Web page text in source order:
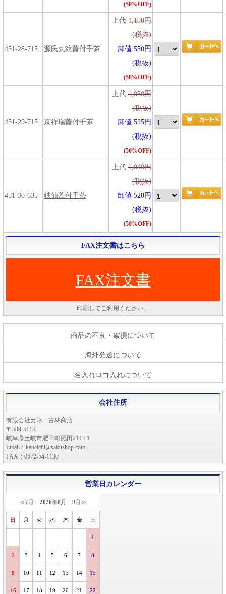
(50%OFF)
451-28-715 源氏丸紋蓋付千茶
上代 1,100円
(税抜)
卸値 550円
(税抜)
(50%OFF)
451-29-715 京祥瑞蓋付千茶
上代 1,050円
(税抜)
卸値 525円
(税抜)
(50%OFF)
451-30-635 鉄仙蓋付千茶
上代 1,040円
(税抜)
卸値 520円
(税抜)
(50%OFF)
FAX注文書はこちら
FAX注文書
印刷してご利用ください。
商品の不良・破損について
海外発送について
名入れロゴ入れについて
会社住所
有限会社カネ一古林商店
〒509-5115
岐阜県土岐市肥田町肥田2143-1
Email：kaneichi@sakushop.com
FAX：0572-54-1130
営業日カレンダー
≪7月 2026年8 月 9月≫
日 月 火 水 木 金 土
1
2 3 4 5 6 7 8
9 10 11 12 13 14 15
16 17 18 19 20 21 22